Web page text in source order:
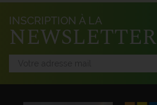
INSCRIPTION À LA
NEWSLETTER